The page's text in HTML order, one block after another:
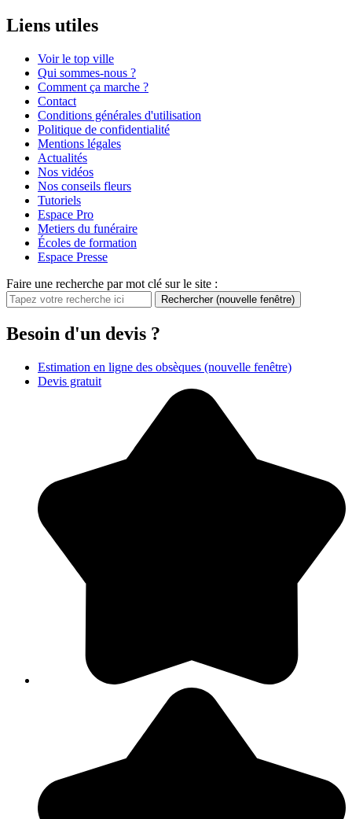
Liens utiles
Voir le top ville
Qui sommes-nous ?
Comment ça marche ?
Contact
Conditions générales d'utilisation
Politique de confidentialité
Mentions légales
Actualités
Nos vidéos
Nos conseils fleurs
Tutoriels
Espace Pro
Metiers du funéraire
Écoles de formation
Espace Presse
Faire une recherche par mot clé sur le site :
Rechercher (nouvelle fenêtre)
Besoin d'un devis ?
Estimation en ligne des obsèques (nouvelle fenêtre)
Devis gratuit